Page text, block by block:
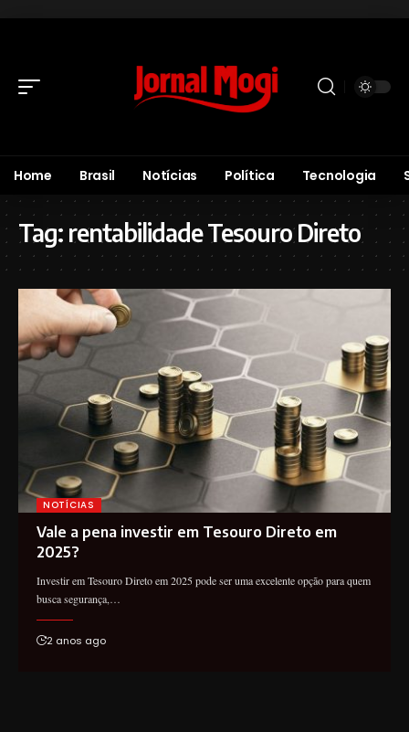
Home Brasil Notícias Política Tecnologia
Tag: rentabilidade Tesouro Direto
NOTÍCIAS
Vale a pena investir em Tesouro Direto em
2025?
Investir em Tesouro Direto em 2025 pode ser uma excelente opção para quem
busca segurança,…
2 anos ago